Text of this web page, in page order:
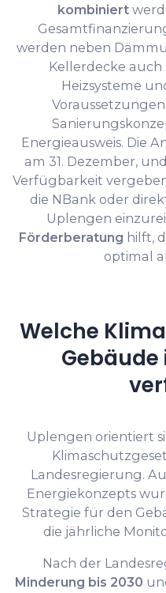
kombiniert
werden neben
Kellerdecke
Heizsysteme
Energieausweis. Die
am 31. Dezember,
Verfügbarkeit
die NBank oder
Uplengen
Förderberatung hilft,
optimal
Welche
Gebäude
Uplengen orientiert
Landesregierung.
Energiekonzepts
Strategie für den
die jährliche
Nach der
Minderung bis 2030